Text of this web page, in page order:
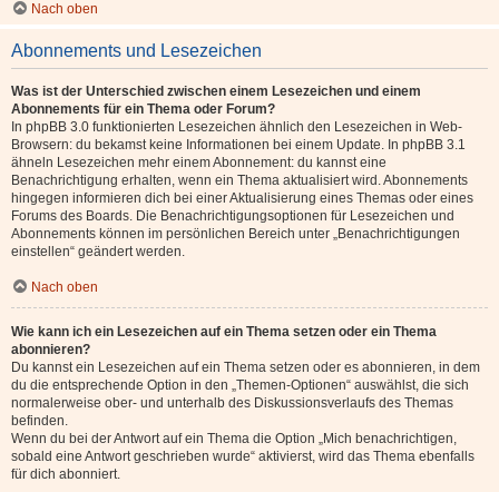
Nach oben
Abonnements und Lesezeichen
Was ist der Unterschied zwischen einem Lesezeichen und einem
Abonnements für ein Thema oder Forum?
In phpBB 3.0 funktionierten Lesezeichen ähnlich den Lesezeichen in Web-
Browsern: du bekamst keine Informationen bei einem Update. In phpBB 3.1
ähneln Lesezeichen mehr einem Abonnement: du kannst eine
Benachrichtigung erhalten, wenn ein Thema aktualisiert wird. Abonnements
hingegen informieren dich bei einer Aktualisierung eines Themas oder eines
Forums des Boards. Die Benachrichtigungsoptionen für Lesezeichen und
Abonnements können im persönlichen Bereich unter „Benachrichtigungen
einstellen“ geändert werden.
Nach oben
Wie kann ich ein Lesezeichen auf ein Thema setzen oder ein Thema
abonnieren?
Du kannst ein Lesezeichen auf ein Thema setzen oder es abonnieren, in dem
du die entsprechende Option in den „Themen-Optionen“ auswählst, die sich
normalerweise ober- und unterhalb des Diskussionsverlaufs des Themas
befinden.
Wenn du bei der Antwort auf ein Thema die Option „Mich benachrichtigen,
sobald eine Antwort geschrieben wurde“ aktivierst, wird das Thema ebenfalls
für dich abonniert.